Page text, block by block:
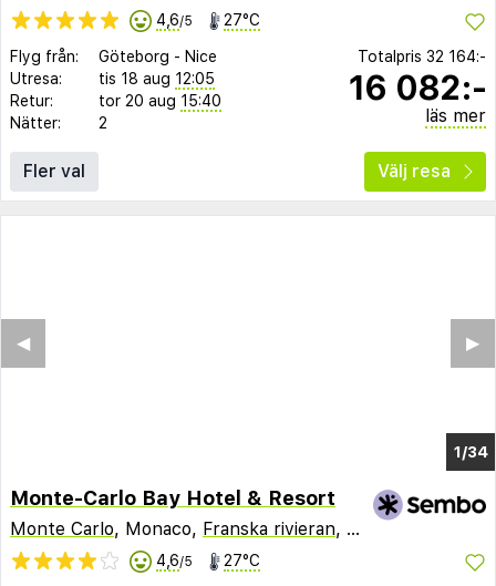
4,6/5 27°C
Flyg från: Göteborg - Nice
Utresa:
tis 18 aug 12:05
Retur:
tor 20 aug 15:40
Nätter:
2
Totalpris 32 164:-
16 082:-
läs mer
Fler val Välj resa
1/30
▶︎
◀︎
Monte-Carlo Bay Hotel & Resort
Monte Carlo, Monaco, Franska rivieran, Frankrike
4,6/5 27°C